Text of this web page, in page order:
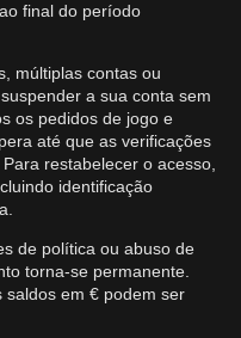
final do período
múltiplas contas ou
a sua conta sem
os pedidos de jogo e
até que as verificações
restabelecer o acesso,
identificação
de política ou abuso de
torna-se permanente.
saldos em € podem ser